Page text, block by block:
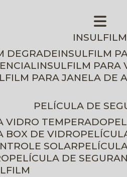
INSULFILM
DEGRADE INSULFILM
INSULFILM PARA
PARA JANELA DE
PELÍCULA DE
VIDRO TEMPERADO
BOX DE VIDRO
SOLAR
PELÍCULA DE